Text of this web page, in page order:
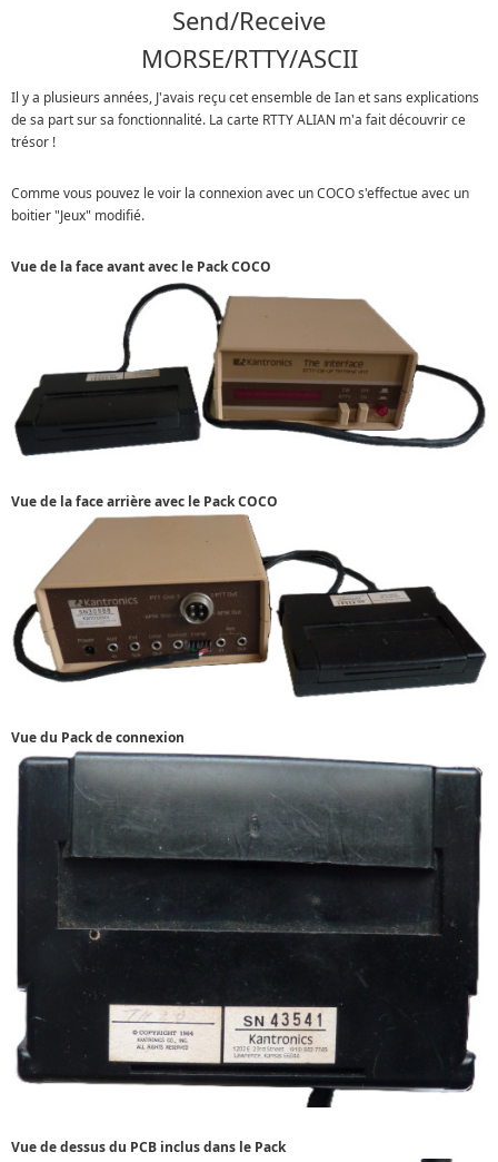
Send/Receive
MORSE/RTTY/ASCII
Il y a plusieurs années, J'avais reçu cet ensemble de Ian et sans explications
de sa part sur sa fonctionnalité. La carte RTTY ALIAN m'a fait découvrir ce
trésor !
Comme vous pouvez le voir la connexion avec un COCO s'effectue avec un
boitier "Jeux" modifié.
Vue de la face avant avec le Pack COCO
Vue de la face arrière avec le Pack COCO
Vue du Pack de connexion
Vue de dessus du PCB inclus dans le Pack